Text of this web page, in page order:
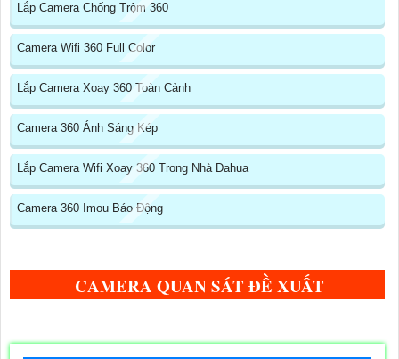
Lắp Camera Chống Trộm 360
Camera Wifi 360 Full Color
Lắp Camera Xoay 360 Toàn Cảnh
Camera 360 Ánh Sáng Kép
Lắp Camera Wifi Xoay 360 Trong Nhà Dahua
Camera 360 Imou Báo Động
CAMERA QUAN SÁT ĐỀ XUẤT